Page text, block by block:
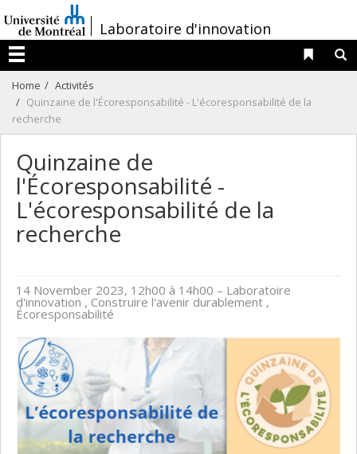
au
contenu
/Laboratoire d'innovation
Menu
Liens
Home
Activités
Quinzaine de l'Écoresponsabilité - L'écoresponsabilité de la
recherche
Quinzaine de
l'Écoresponsabilité -
L'écoresponsabilité de la
recherche
14 November 2023, 12h00 à 14h00 – Laboratoire
d'innovation , Construire l'avenir durablement ,
Écoresponsabilité